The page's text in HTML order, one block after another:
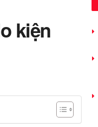
kiện